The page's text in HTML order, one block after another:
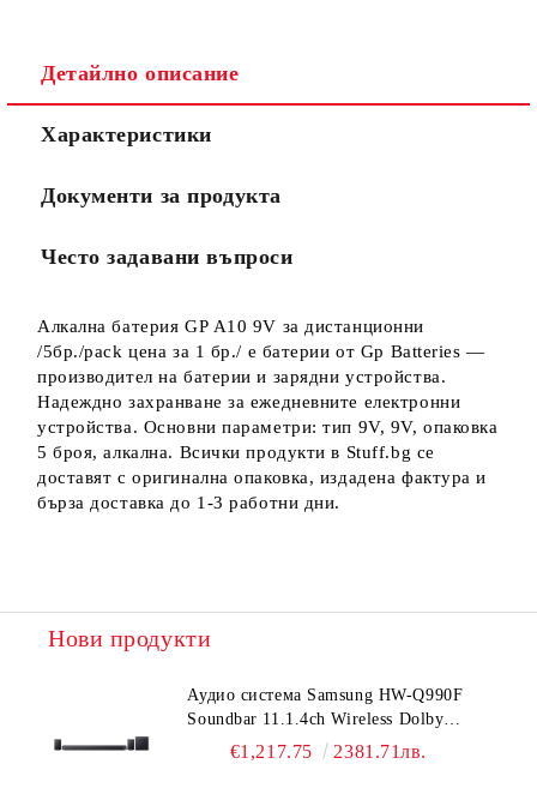
Детайлно описание
Характеристики
Документи за продукта
Често задавани въпроси
Алкална батерия GP А10 9V за дистанционни
/5бр./pack цена за 1 бр./ е батерии от Gp Batteries —
производител на батерии и зарядни устройства.
Надеждно захранване за ежедневните електронни
устройства. Основни параметри: тип 9V, 9V, опаковка
5 броя, алкална. Всички продукти в Stuff.bg се
доставят с оригинална опаковка, издадена фактура и
бърза доставка до 1-3 работни дни.
Нови продукти
Аудио система Samsung HW-Q990F
Soundbar 11.1.4ch Wireless Dolby
Atmos Model 2025 Black
€1,217.75 2381.71лв.